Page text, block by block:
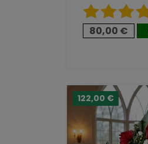
80,00 €
122,00 €